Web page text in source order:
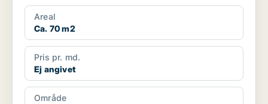
Areal
Ca. 70 m2
Pris pr. md.
Ej angivet
Område